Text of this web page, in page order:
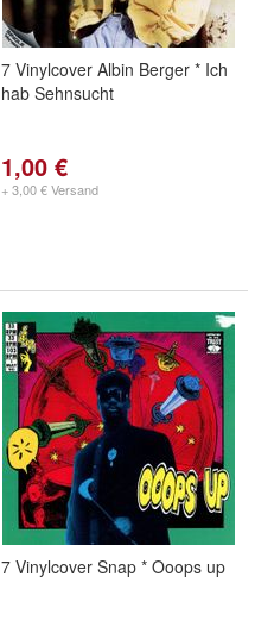
7 Vinylcover Albin Berger * Ich
hab Sehnsucht
1,00 €
+ 3,00 € Versand
7 Vinylcover Snap * Ooops up